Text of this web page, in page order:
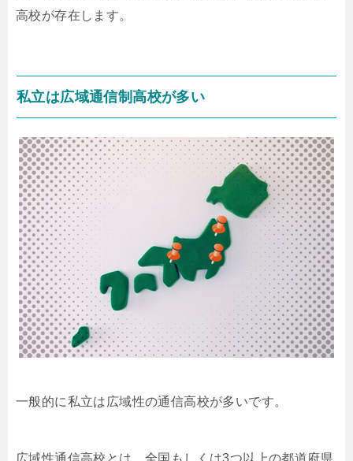
高校が存在します。
私立は広域通信制高校が多い
一般的に私立は広域性の通信高校が多いです。